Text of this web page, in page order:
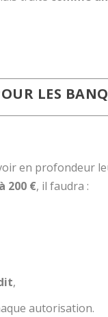
LES
en profondeur
200 €, il faudra :
,
autorisation.